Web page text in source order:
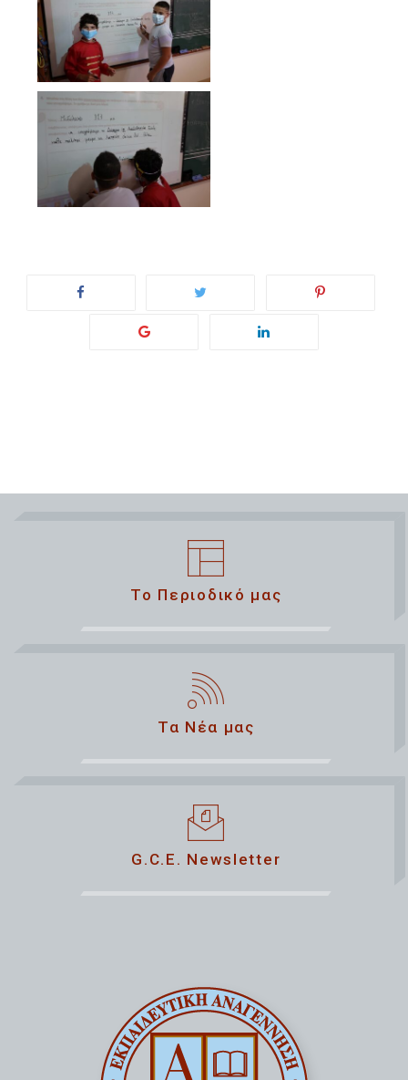
Το Περιοδικό μας
Τα Νέα μας
G.C.E. Newsletter